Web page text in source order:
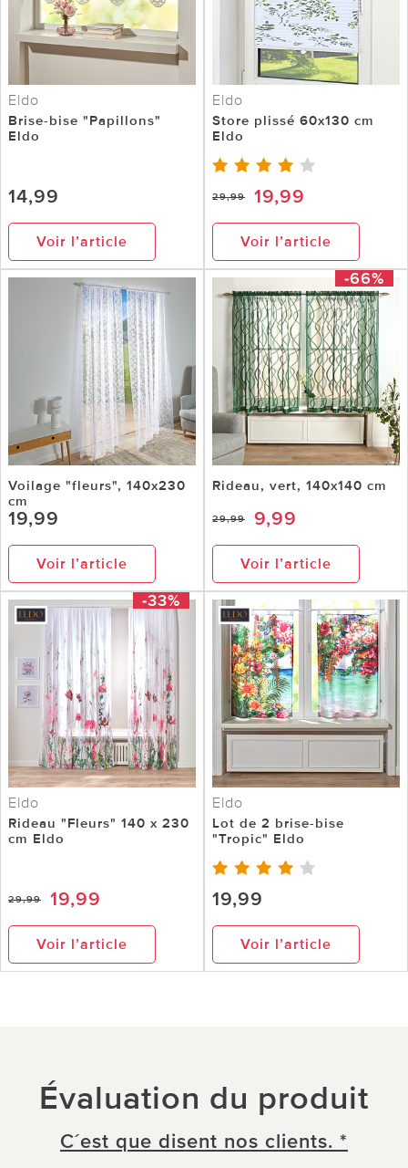
Eldo
Brise-bise "Papillons"
Eldo
14,99
Voir l’article
Eldo
Store plissé 60x130 cm
Eldo
29,99 19,99
Voir l’article
Voilage "fleurs", 140x230
cm
19,99
Voir l’article
-66%
Rideau, vert, 140x140 cm
29,99 9,99
Voir l’article
-33%
Eldo
Rideau "Fleurs" 140 x 230
cm Eldo
29,99 19,99
Voir l’article
Eldo
Lot de 2 brise-bise
"Tropic" Eldo
19,99
Voir l’article
Évaluation du produit
C´est que disent nos clients. *